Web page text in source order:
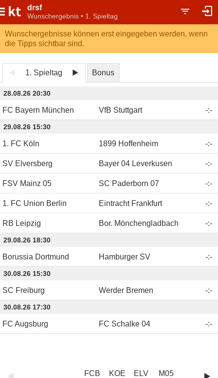
drsf
Wunschergebnis • 1. Spieltag
Wunschergebnisse können erst eingegeben werden, wenn
die Tipps sichtbar sind.
1. Spieltag Bonus
28.08.26 20:30
FC Bayern München VfB Stuttgart -:-
29.08.26 15:30
1. FC Köln 1899 Hoffenheim -:-
SV Elversberg Bayer 04 Leverkusen -:-
FSV Mainz 05 SC Paderborn 07 -:-
1. FC Union Berlin Eintracht Frankfurt -:-
RB Leipzig Bor. Mönchengladbach -:-
29.08.26 18:30
Borussia Dortmund Hamburger SV -:-
30.08.26 15:30
SC Freiburg Werder Bremen -:-
30.08.26 17:30
FC Augsburg FC Schalke 04 -:-
FCB
KOE
ELV
M05